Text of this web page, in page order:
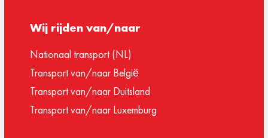
Wij rijden van/naar
Nationaal transport (NL)
Transport van/naar België
Transport van/naar Duitsland
Transport van/naar Luxemburg